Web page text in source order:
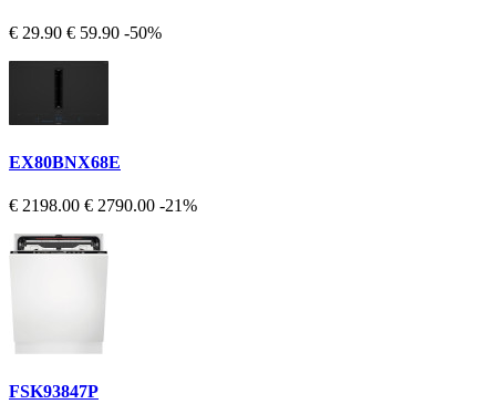
€ 29.90 € 59.90 -50%
EX80BNX68E
€ 2198.00 € 2790.00 -21%
FSK93847P